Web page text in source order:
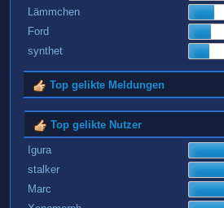
Lämmchen
Ford
synthet
Top gelikte Meldungen
Top gelikte Nutzer
Igura
stalker
Marc